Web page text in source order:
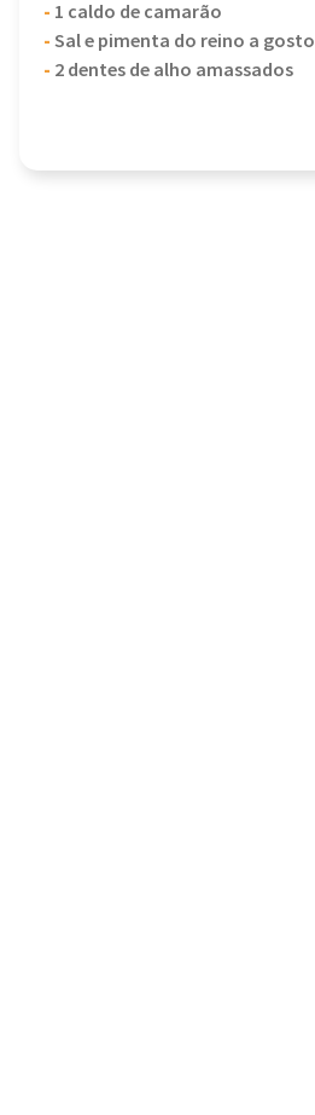
- 1 caldo de camarão
-Sal e pimenta do reino a gosto
- 2 dentes de alho amassados